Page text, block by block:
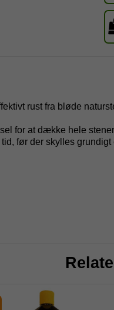
rust fra bløde
for at dække hele
før der skylles grundigt